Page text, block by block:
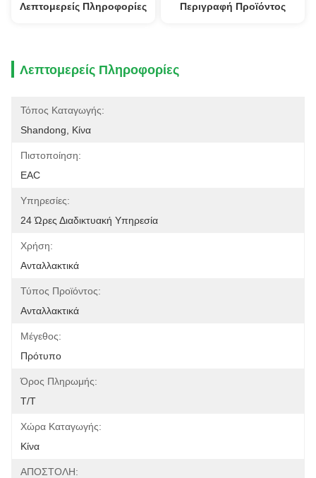
Λεπτομερείς Πληροφορίες Περιγραφή Προϊόντος
Λεπτομερείς Πληροφορίες
Τόπος Καταγωγής:
Shandong, Κίνα
Πιστοποίηση:
EAC
Υπηρεσίες:
24 Ώρες Διαδικτυακή Υπηρεσία
Χρήση:
Ανταλλακτικά
Τύπος Προϊόντος:
Ανταλλακτικά
Μέγεθος:
Πρότυπο
Όρος Πληρωμής:
T/T
Χώρα Καταγωγής:
Κίνα
ΑΠΟΣΤΟΛΗ: